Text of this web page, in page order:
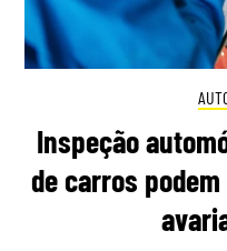
Inspeção
de carros